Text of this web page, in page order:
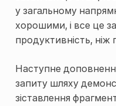
у загальному
хорошими, і все це
продуктивність,
Наступне
запиту шляху
зіставлення